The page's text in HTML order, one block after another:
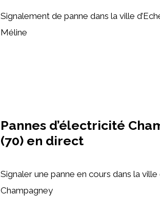
Signalement de panne dans la ville
Méline
Pannes d’électricité
(70) en direct
Signaler une panne en cours dans la ville
Champagney